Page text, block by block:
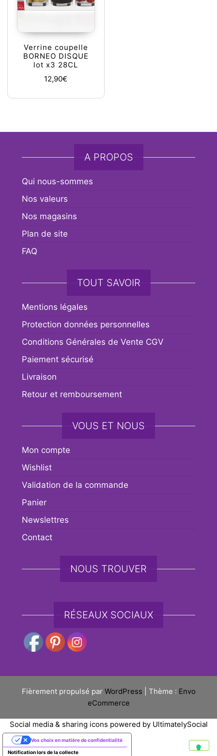
Verrine coupelle
BORNEO DISQUE
lot x3 28CL
12,90€
A PROPOS
Qui nous-sommes
Nos valeurs
Nos magasins
Plan de site
FAQ
TOUT SAVOIR
Mentions légales
Protection données personnelles
Conditions Générales de Vente CGV
Paiement sécurisé
Livraison
Retour et remboursement
VOUS ET NOUS
Mon compte
Wishlist
Validation de la commande
Panier
Newslettres
Contact
NOUS TROUVER
RÉSEAUX SOCIAUX
Fièrement propulsé par WordPress Thème : Envo
eCommerce
Social media & sharing icons powered by UltimatelySocial
Notification lors de la collecte
Vos choix en matière de confidentialité